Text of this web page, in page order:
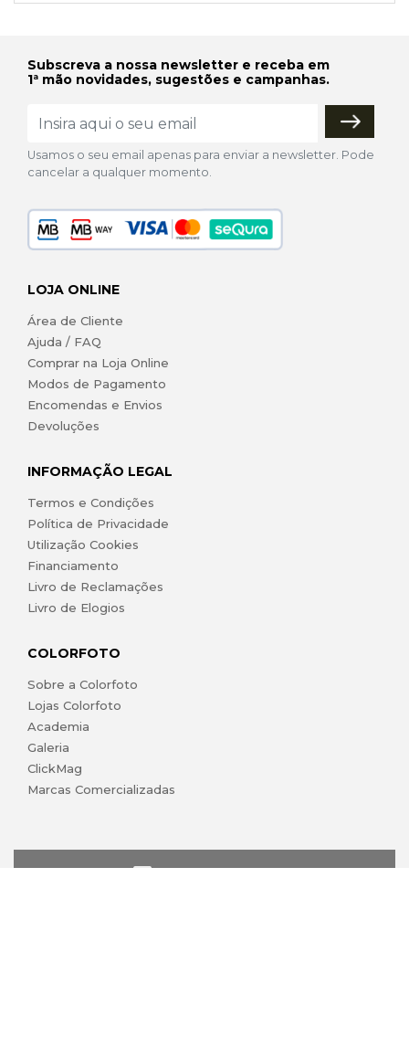
Subscreva a nossa newsletter e receba em
1ª mão novidades, sugestões e campanhas.
Usamos o seu email apenas para enviar a newsletter. Pode
cancelar a qualquer momento.
LOJA ONLINE
Área de Cliente
Ajuda / FAQ
Comprar na Loja Online
Modos de Pagamento
Encomendas e Envios
Devoluções
INFORMAÇÃO LEGAL
Termos e Condições
Política de Privacidade
Utilização Cookies
Financiamento
Livro de Reclamações
Livro de Elogios
COLORFOTO
Sobre a Colorfoto
Lojas Colorfoto
Academia
Galeria
ClickMag
Marcas Comercializadas
lojaonline@colorfoto.pt